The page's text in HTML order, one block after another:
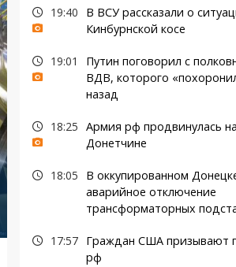
19:40
В ВСУ рассказали о
Кинбурнской косе
19:01
Путин поговорил с
ВДВ, которого
назад
18:25 Армия рф продвинулась на
Донетчине
18:05
В оккупированном
аварийное отключение
трансформаторных
17:57
Граждан США призывают
рф